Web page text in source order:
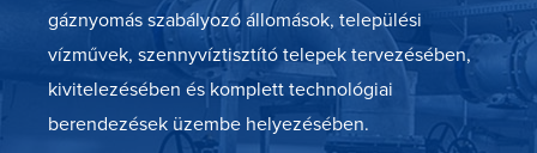
gáznyomás szabályozó állomások, települési
vízművek, szennyvíztisztító telepek tervezésében,
kivitelezésében és komplett technológiai
berendezések üzembe helyezésében.